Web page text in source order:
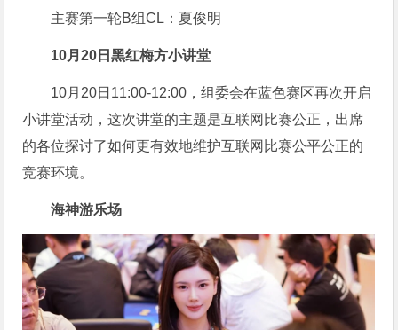
主赛第一轮B组CL：夏俊明
10月20日黑红梅方小讲堂
10月20日11:00-12:00，组委会在蓝色赛区再次开启
小讲堂活动，这次讲堂的主题是互联网比赛公正，出席
的各位探讨了如何更有效地维护互联网比赛公平公正的
竞赛环境。
海神游乐场